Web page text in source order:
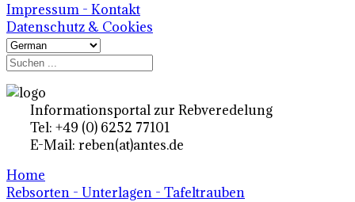
Impressum - Kontakt
Datenschutz & Cookies
Informationsportal zur Rebveredelung
Tel: +49 (0) 6252 77101
E-Mail: reben(at)antes.de
Home
Rebsorten - Unterlagen - Tafeltrauben